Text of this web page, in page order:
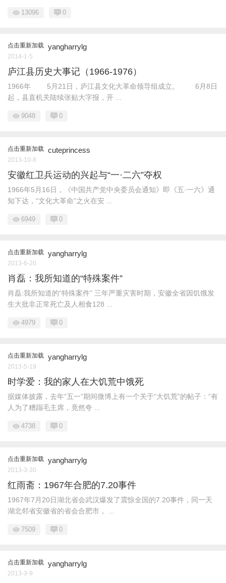
13096 0
点击重新加载 yangharrylg
2014-1-5
庐江县历史大事记（1966-1976）
1966年 5月21日，庐江县文化大革命领导组成立。 6月8日
起，县直机关陆续张贴大字报，开 ...
9048 0
点击重新加载 cuteprincess
2013-10-8
安徽红卫兵运动的兴起与“一·二六”夺权
1966年5月16日，《中国共产党中央委员会通知》即《五·一六》通
知下达，“文化大革命”之火在安 ...
6949 0
点击重新加载 yangharrylg
2013-6-20
肖磊：我所知道的“特殊案件”
肖磊:我所知道的“特殊案件” 三年严重灾害时期，安徽全省因饥饿发
生大批非正常死亡及人相食128 ...
4979 0
点击重新加载 yangharrylg
2013-5-19
时学爱：我的家人在大饥荒中饿死
据媒体披露，去年“五一”期间微博上有一个关于“大饥荒”的帖子：“有
人为了糟蹋毛主席，竟然夸 ...
4738 0
点击重新加载 yangharrylg
2013-3-30
红雨斋：1967年合肥的7.20事件
1967年7月20日湖北省会武汉爆发了震惊全国的7.20事件，同一天
湖北邻省安徽省的省会合肥市， ...
7509 0
点击重新加载 yangharrylg
2013-3-9